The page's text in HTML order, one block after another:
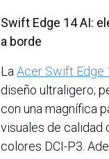
Swift Edge 14 AI:
a borde
La Acer Swift Edge
diseño ultraligero;
con una magnífica
visuales de calidad
colores DCI-P3.